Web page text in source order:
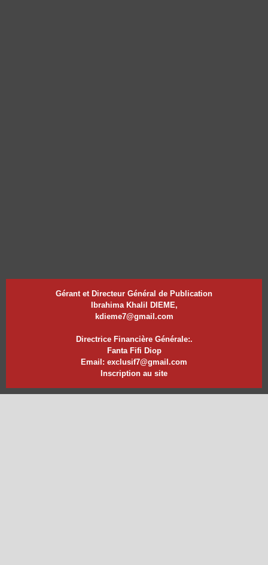
Gérant et Directeur Général de Publication
Ibrahima Khalil DIEME,
kdieme7@gmail.com
Directrice Financière Générale:.
Fanta Fifi Diop
Email: exclusif7@gmail.com
Inscription au site